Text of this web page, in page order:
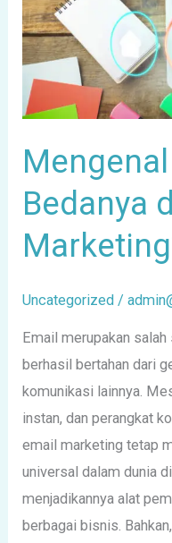
Bedanya
Uncategorized /
Email merupakan
berhasil bertahan dari
komunikasi lainnya.
instan, dan perangkat
email marketing tetap
universal dalam dunia
menjadikannya alat
berbagai bisnis.
Email
Marketing?